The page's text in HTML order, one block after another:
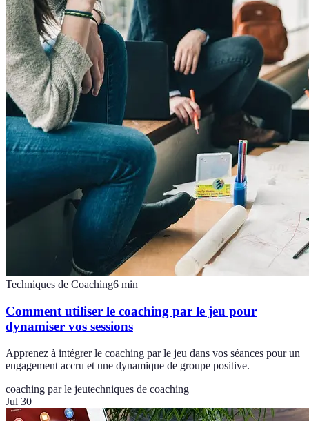
Techniques de Coaching6 min
Comment utiliser le coaching par le jeu pour
dynamiser vos sessions
Apprenez à intégrer le coaching par le jeu dans vos séances pour un
engagement accru et une dynamique de groupe positive.
coaching par le jeutechniques de coaching
Jul 30